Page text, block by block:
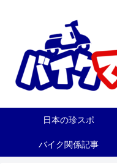
日本の珍スポ
バイク関係記事